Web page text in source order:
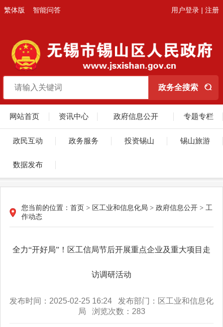
繁体版 智能问答 用户登录 | 注册
网站首页 资讯中心 政府信息公开 专题专栏
政民互动 政务服务 投资锡山 锡山旅游
数据发布
您当前的位置： 首页 > 区工业和信息化局 > 政府信息公开 > 工
作动态
全力“开好局”！区工信局节后开展重点企业及重大项目走
访调研活动
发布时间：2025-02-25 16:24 发布部门：区工业和信息化
局 浏览次数： 283